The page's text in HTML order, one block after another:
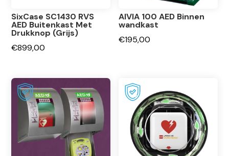
SixCase SC1430 RVS
AED Buitenkast Met
Drukknop (Grijs)
€899,00
AIVIA 100 AED Binnen
wandkast
€195,00